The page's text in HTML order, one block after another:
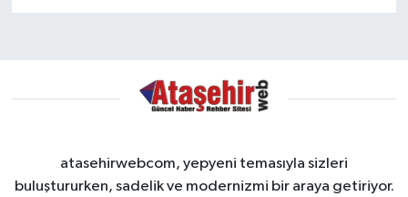
atasehirwebcom, yepyeni temasıyla sizleri
buluştururken, sadelik ve modernizmi bir araya getiriyor.